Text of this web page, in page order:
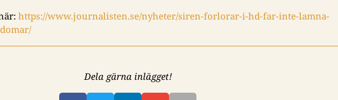
https://www.journalisten.se/nyheter/siren-forlorar-i-hd-far-inte-lamna-
Dela gärna inlägget!